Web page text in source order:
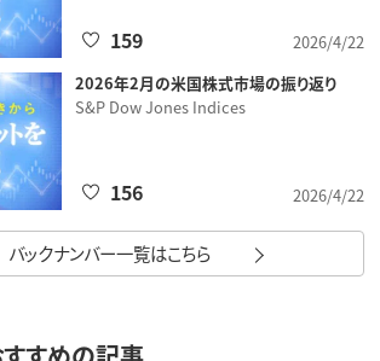
2026/4/22
159
2026年2月の米国株式市場の振り返り
S&P Dow Jones Indices
2026/4/22
156
バックナンバー一覧はこちら